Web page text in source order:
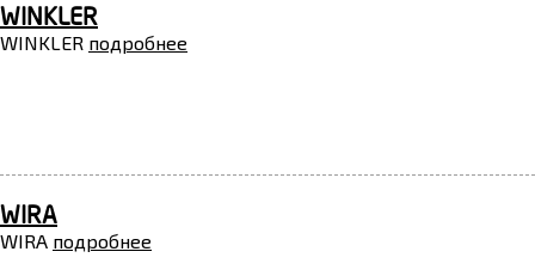
WINKLER
WINKLER подробнее
WIRA
WIRA подробнее